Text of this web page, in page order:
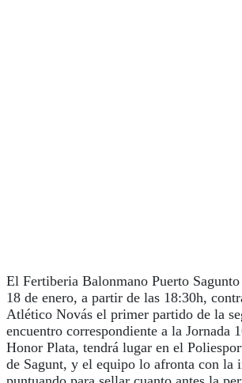
El Fertiberia Balonmano Puerto
18 de enero, a partir de las 18:30h,
Atlético Novás el primer partido de la
encuentro correspondiente a la Jornada
Honor Plata, tendrá lugar en el
de Sagunt, y el equipo lo afronta con la